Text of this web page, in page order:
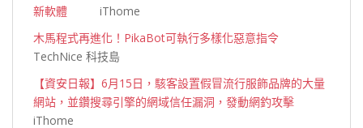
新軟體 iThome
木馬程式再進化！PikaBot可執行多樣化惡意指令
TechNice 科技島
【資安日報】6月15日，駭客設置假冒流行服飾品牌的大量
網站，並鑽搜尋引擎的網域信任漏洞，發動網釣攻擊
iThome